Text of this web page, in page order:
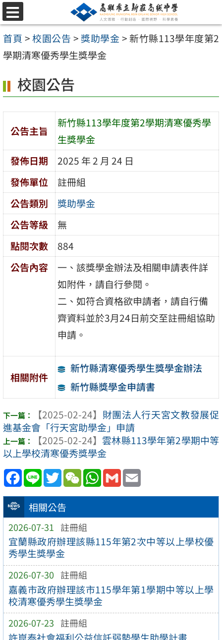
跳
至
主
要
容
區
選
單
首頁 >校園公告 > 獎助學金> 新竹縣113學年度第2
學期清寒優秀學生獎學金
相關公告
2026-07-31 註冊組
宜蘭縣政府辦理該縣115年第2次中等以上學校優
秀學生獎學金
2026-07-30 註冊組
嘉義市政府辦理該市115學年第1學期中等以上學
校清寒優秀學生獎學金
2026-07-23 註冊組
校園公告
公告主旨
新竹縣113學年度第2學期清寒優秀學
生獎學金
發佈日期
2025 年 2 月 24 日
發佈單位
註冊組
公告類別
獎助學金
公告等級
無
點閱次數
884
公告內容
一、該獎學金辦法及相關申請表件詳
如附件，請自行參閱。
二、如符合資格欲申請者，請自行備
齊資料並於3月24日前交至註冊組協助
申請。
相關附件
新竹縣清寒優秀學生獎學金辦法
新竹縣獎學金申請書
【2025-02-24】 財團法人行天宮文教發展促
進基金會「行天宮助學金」申請
【2025-02-24】 雲林縣113學年第2學期中等
以上學校清寒優秀獎學金
Facebook
Line TwitterWeChatWhatsApp
Gmail